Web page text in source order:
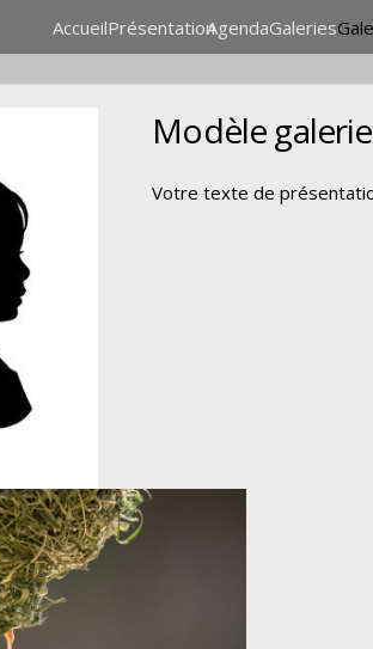
AccueilPrésentationAgendaGaleries
Modèle
Votre texte de